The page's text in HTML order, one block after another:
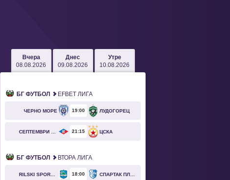
Вчера
08.08.2026
Днес
09.08.2026
Утре
10.08.2026
БГ ФУТБОЛ EFBET ЛИГА
ЧЕРНО МОРЕ 19 00 ЛУДОГОРЕЦ
21 15 ЦСКА
БГ ФУТБОЛ ВТОРА ЛИГА
18 00